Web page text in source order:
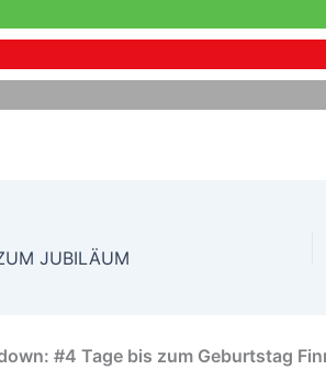
JUBILÄUM
#4 Tage bis zum Geburtstag